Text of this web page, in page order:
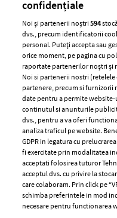
ELLE Style Awards
2024
Despre ELLE
Romania
Contact
Abonamente
confidențiale
Noi și partenerii noștri594
dvs., precum identificatorii
personal. Puteți accepta sau
orice moment, pe pagina cu
raportate partenerilor noștri și
Noi si partenerii nostri
partenere, precum si furnizorii
date pentru a permite
continutul si anunturile
dvs., pentru a va oferi
analiza traficul pe website.
GDPR in legatura cu
fi exercitate prin modalitatea
acceptati folosirea tuturor
acceptul dvs. cu privire la
care colaboram. Prin click pe
schimba preferintele in mod
necesare pentru functionarea